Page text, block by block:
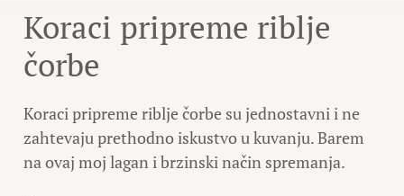
Koraci pripreme riblje
čorbe
Koraci pripreme riblje čorbe su jednostavni i ne
zahtevaju prethodno iskustvo u kuvanju. Barem
na ovaj moj lagan i brzinski način spremanja.